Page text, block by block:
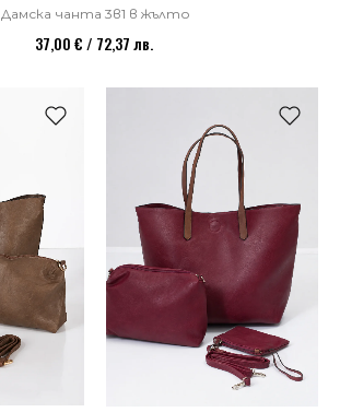
Дамска чанта 3в1 в жълто
37,00 € / 72,37 лв.